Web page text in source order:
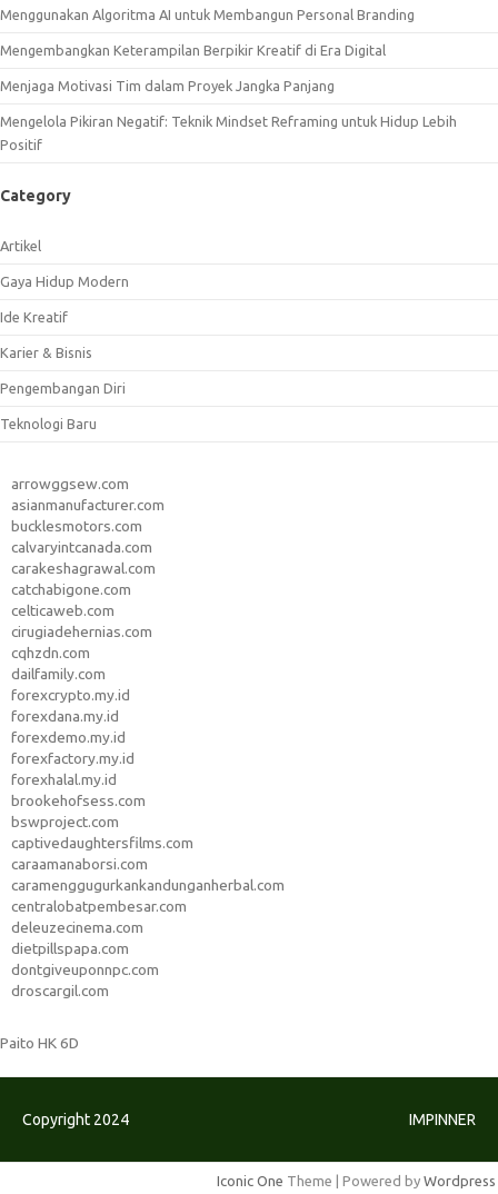
Menggunakan Algoritma AI untuk Membangun Personal Branding
Mengembangkan Keterampilan Berpikir Kreatif di Era Digital
Menjaga Motivasi Tim dalam Proyek Jangka Panjang
Mengelola Pikiran Negatif: Teknik Mindset Reframing untuk Hidup Lebih
Positif
Category
Artikel
Gaya Hidup Modern
Ide Kreatif
Karier & Bisnis
Pengembangan Diri
Teknologi Baru
arrowggsew.com
asianmanufacturer.com
bucklesmotors.com
calvaryintcanada.com
carakeshagrawal.com
catchabigone.com
celticaweb.com
cirugiadehernias.com
cqhzdn.com
dailfamily.com
forexcrypto.my.id
forexdana.my.id
forexdemo.my.id
forexfactory.my.id
forexhalal.my.id
brookehofsess.com
bswproject.com
captivedaughtersfilms.com
caraamanaborsi.com
caramenggugurkankandunganherbal.com
centralobatpembesar.com
deleuzecinema.com
dietpillspapa.com
dontgiveuponnpc.com
droscargil.com
Paito HK 6D
Copyright 2024 IMPINNER
Iconic One Theme | Powered by Wordpress